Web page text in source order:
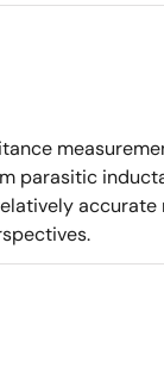
parasitic
accurate